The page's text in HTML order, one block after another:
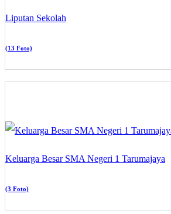
Liputan Sekolah
(13 Foto)
Keluarga Besar SMA Negeri 1 Tarumajaya
(3 Foto)